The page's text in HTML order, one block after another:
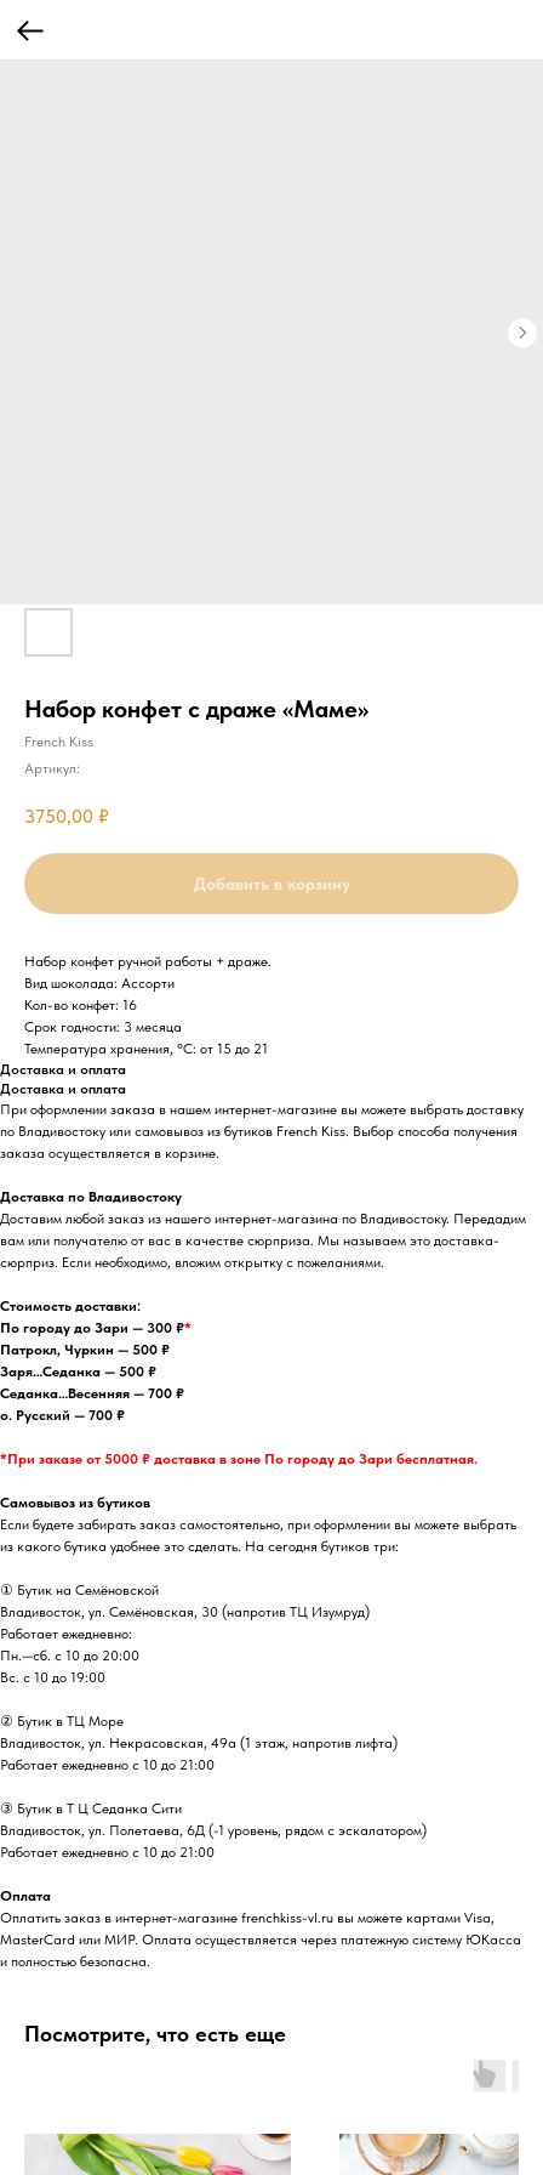
Набор конфет с драже «Маме»
French Kiss
Артикул:
3750,00 ₽
Добавить в корзину
Набор конфет ручной работы + драже.
Вид шоколада: Ассорти
Кол-во конфет: 16
Срок годности: 3 месяца
Температура хранения, °C: от 15 до 21
Доставка и оплата
Доставка и оплата
При оформлении заказа в нашем интернет-магазине вы можете выбрать доставку
по Владивостоку или самовывоз из бутиков French Kiss. Выбор способа получения
заказа осуществляется в корзине.
Доставка по Владивостоку
Доставим любой заказ из нашего интернет-магазина по Владивостоку. Передадим
вам или получателю от вас в качестве сюрприза. Мы называем это доставка-
сюрприз. Если необходимо, вложим открытку с пожеланиями.
Стоимость доставки:
По городу до Зари — 300 ₽*
Патрокл, Чуркин — 500 ₽
Заря…Седанка — 500 ₽
Седанка…Весенняя — 700 ₽
о. Русский — 700 ₽
*При заказе от 5000 ₽ доставка в зоне По городу до Зари бесплатная.
Самовывоз из бутиков
Если будете забирать заказ самостоятельно, при оформлении вы можете выбрать
из какого бутика удобнее это сделать. На сегодня бутиков три:
① Бутик на Семёновской
Владивосток, ул. Семёновская, 30 (напротив ТЦ Изумруд)
Работает ежедневно:
Пн.—сб. с 10 до 20:00
Вс. с 10 до 19:00
② Бутик в ТЦ Море
Владивосток, ул. ​Некрасовская, 49а (1 этаж, напротив лифта)
Работает ежедневно с 10 до 21:00
③ Бутик в Т Ц Седанка Сити
Владивосток, ул. Полетаева, 6Д (-1 уровень, рядом с эскалатором)
Работает ежедневно с 10 до 21:00
Оплата
Оплатить заказ в интернет-магазине frenchkiss-vl.ru вы можете картами Visa,
MasterCard или МИР. Оплата осуществляется через платежную систему ЮКасса
и полностью безопасна.
Посмотрите, что есть еще